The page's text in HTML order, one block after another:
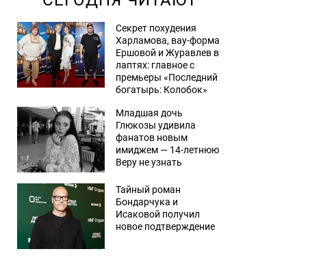
Секрет похудения
Харламова, вау-форма
Ершовой и Журавлев в
лаптях: главное с
премьеры «Последний
богатырь: Колобок»
Младшая дочь
Глюкозы удивила
фанатов новым
имиджем — 14-летнюю
Веру не узнать
Тайный роман
Бондарчука и
Исаковой получил
новое подтверждение